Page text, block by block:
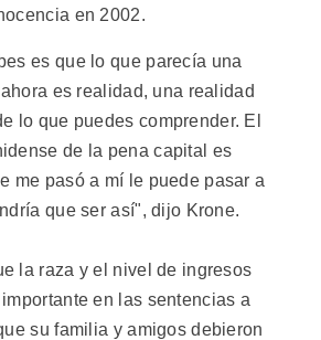
en 2002.
es que lo que parecía una
es realidad, una realidad
lo que puedes comprender. El
de la pena capital es
me pasó a mí le puede pasar a
que ser así", dijo Krone.
la raza y el nivel de ingresos
en las sentencias a
su familia y amigos debieron